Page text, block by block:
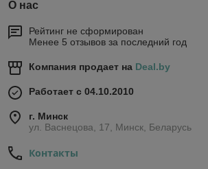
О нас
Рейтинг не сформирован
Менее 5 отзывов за последний год
Компания продает на Deal.by
Работает с 04.10.2010
г. Минск
ул. Васнецова, 17, Минск, Беларусь
Контакты